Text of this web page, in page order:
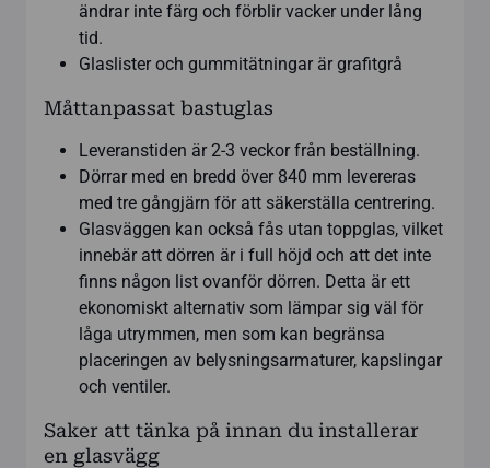
ändrar inte färg och förblir vacker under lång
tid.
Glaslister och gummitätningar är grafitgrå
Måttanpassat bastuglas
Leveranstiden är 2-3 veckor från beställning.
Dörrar med en bredd över 840 mm levereras
med tre gångjärn för att säkerställa centrering.
Glasväggen kan också fås utan toppglas, vilket
innebär att dörren är i full höjd och att det inte
finns någon list ovanför dörren. Detta är ett
ekonomiskt alternativ som lämpar sig väl för
låga utrymmen, men som kan begränsa
placeringen av belysningsarmaturer, kapslingar
och ventiler.
Saker att tänka på innan du installerar
en glasvägg